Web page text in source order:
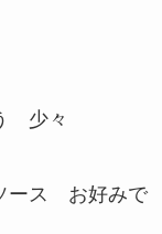
少々
ース お好みで